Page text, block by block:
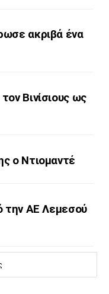
ακριβά ένα
Βινίσιους ως
ο Ντιομαντέ
την ΑΕ Λεμεσού
«Μας